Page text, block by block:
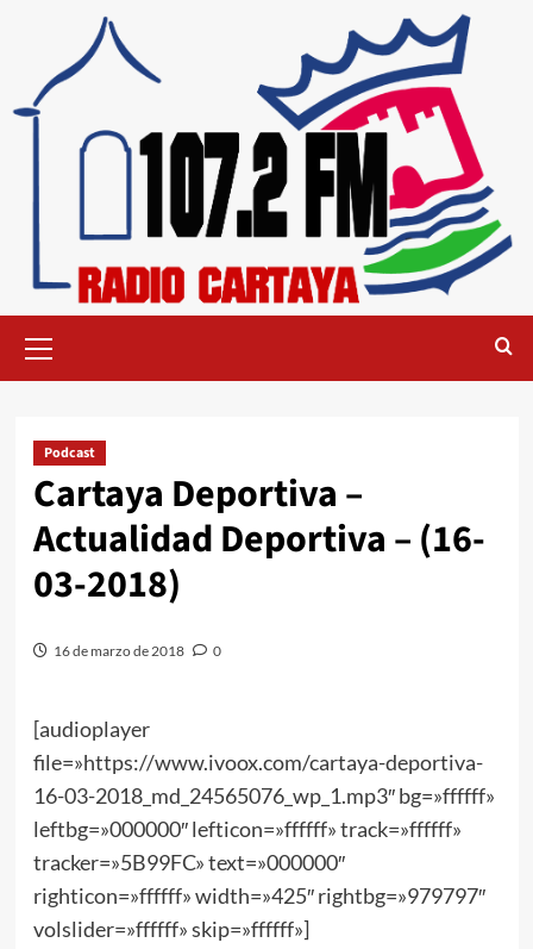
Podcast
Cartaya Deportiva –
Actualidad Deportiva – (16-
03-2018)
16 de marzo de 2018 0
[audioplayer
file=»https://www.ivoox.com/cartaya-deportiva-
16-03-2018_md_24565076_wp_1.mp3″ bg=»ffffff»
leftbg=»000000″ lefticon=»ffffff» track=»ffffff»
tracker=»5B99FC» text=»000000″
righticon=»ffffff» width=»425″ rightbg=»979797″
volslider=»ffffff» skip=»ffffff»]